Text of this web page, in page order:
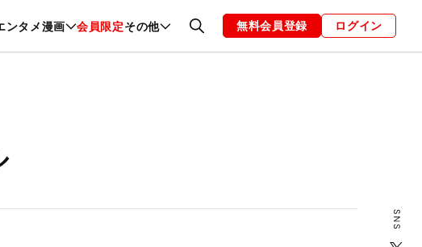
ンタメ漫画 会員限定その他
グルメ ファッション 恋愛・結婚 編集部 お知らせ
無料会員登録 ログイン